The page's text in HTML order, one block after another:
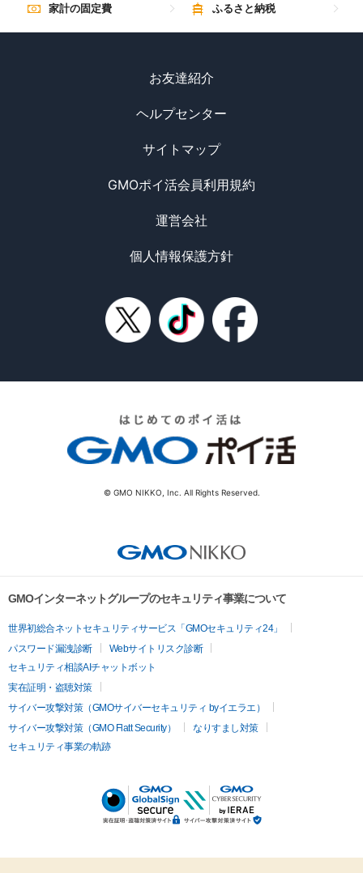
家計の固定費 ふるさと納税
お友達紹介
ヘルプセンター
サイトマップ
GMOポイ活会員利用規約
運営会社
個人情報保護方針
© GMO NIKKO, Inc. All Rights Reserved.
GMOインターネットグループのセキュリティ事業について
世界初総合ネットセキュリティサービス「GMOセキュリティ24」
パスワード漏洩診断
Webサイトリスク診断
セキュリティ相談AIチャットボット
実在証明・盗聴対策
サイバー攻撃対策（GMOサイバーセキュリティ byイエラエ）
サイバー攻撃対策（GMO Flatt Security）
なりすまし対策
セキュリティ事業の軌跡